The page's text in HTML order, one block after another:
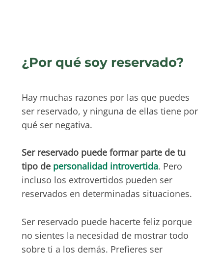
¿Por qué soy reservado?
Hay muchas razones por las que puedes
ser reservado, y ninguna de ellas tiene por
qué ser negativa.
Ser reservado puede formar parte de tu
tipo de personalidad introvertida. Pero
incluso los extrovertidos pueden ser
reservados en determinadas situaciones.
Ser reservado puede hacerte feliz porque
no sientes la necesidad de mostrar todo
sobre ti a los demás. Prefieres ser